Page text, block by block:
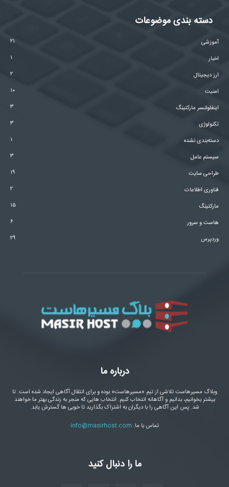
دسته بندی موضوعات
آموزشی
۲۱
اخبار
۱
ارز دیجیتال
۲
امنیت
۱۰
اینفلوئنسر مارکتینگ
۳
تکنولوژی
۳
دسته‌بندی نشده
۱
سیستم عامل
۳
طراحی سایت
۱۹
فناوری اطلاعات
۲
مارکتینگ
۱۵
هاست و سرور
۶
وردپرس
۲۹
درباره ما
وبلاگ مسیرهاست تلاشی از تیم «مسیرهاست» بوده و برای انتقال آگاهی ایجاد شده است. تا
بیشتر بخوانیم، بدانیم و آگاهانه انتخاب کنیم. انتخاب هایی که منجر به زندگی بهتر ما خواهند
شد. پس این آگاهی را با دیگران به اشتراک بگذارید تا خوبی ها گسترش یابد.
تماس با ما: info@masirhost.com
ما را دنبال کنید